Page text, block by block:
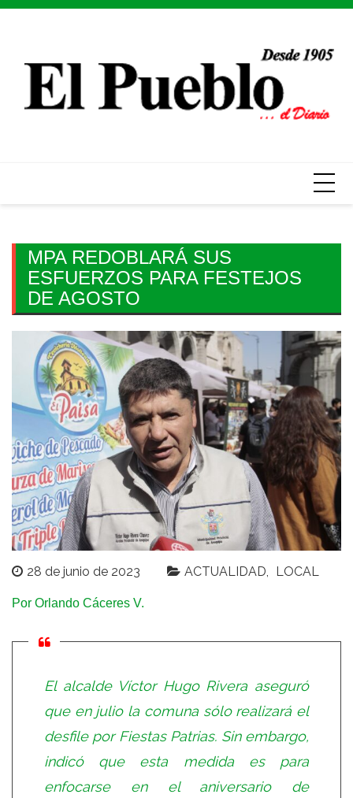
Skip
MPA REDOBLARÁ SUS
ESFUERZOS PARA FESTEJOS
DE AGOSTO
28 de junio de 2023 ACTUALIDAD LOCAL
Por Orlando Cáceres V.
El alcalde Víctor Hugo Rivera aseguró
que en julio la comuna sólo realizará el
desfile por Fiestas Patrias. Sin embargo,
indicó que esta medida es para
enfocarse en el aniversario de